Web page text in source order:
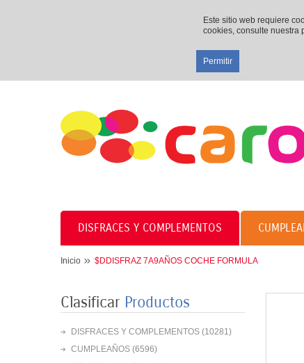
Este sitio web requiere
cookies, consulte nuestra
Permitir
DISFRACES Y COMPLEMENTOS
Inicio $DDISFRAZ 7A9AÑOS COCHE FORMULA
Clasificar Productos
DISFRACES Y COMPLEMENTOS (10281)
CUMPLEAÑOS (6596)